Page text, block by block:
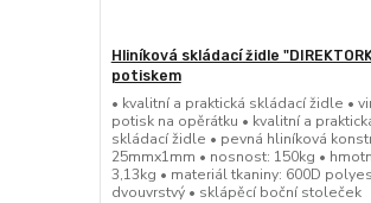
Hliníková skládací židle
potiskem
• kvalitní a praktická skládací židle •
potisk na opěrátku • kvalitní a
skládací židle • pevná hliníková
25mmx1mm • nosnost: 150kg •
3,13kg • materiál tkaniny: 600D
dvouvrstvý • sklápěcí boční stoleček